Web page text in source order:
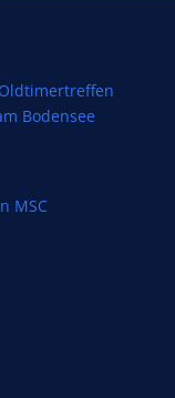
Bodensee
MSC